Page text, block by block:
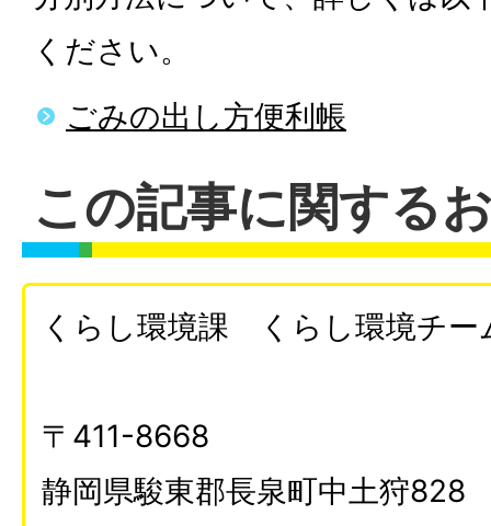
ください。
ごみの出し方便利帳
この記事に関する
くらし環境課 くらし環境チー
〒411-8668
静岡県駿東郡長泉町中土狩828